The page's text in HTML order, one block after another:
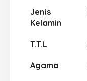
Jenis
Kelamin
T.T.L
Agama